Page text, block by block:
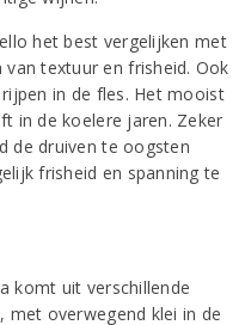
het best vergelijken met
textuur en frisheid. Ook
in de fles. Het mooist
in de koelere jaren. Zeker
de druiven te oogsten
frisheid en spanning te
komt uit verschillende
met overwegend klei in de